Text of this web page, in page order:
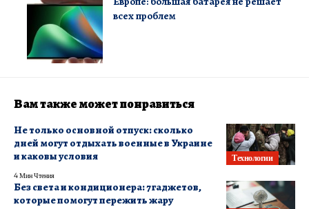
всех проблем
Вам также может понравиться
Технологии
Не только основной отпуск: сколько
дней могут отдыхать военные в Украине
и каковы условия
4 Мин Чтения
Без света и кондиционера: 7 гаджетов,
которые помогут пережить жару